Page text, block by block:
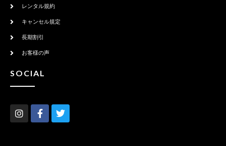
レンタル規約
キャンセル規定
長期割引
お客様の声
SOCIAL